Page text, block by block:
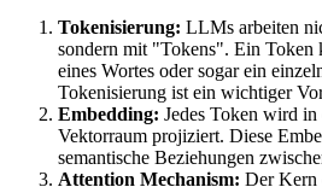
Tokenisierung: LLMs arbeiten
sondern mit "Tokens". Ein Token
eines Wortes oder sogar ein
Tokenisierung ist ein wichtiger
Embedding: Jedes Token wird
Vektorraum projiziert. Diese
semantische Beziehungen
Attention Mechanism: Der Kern